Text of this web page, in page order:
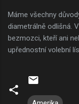
Máme všechny
diametrálně odlišná.
bezmozci, kteří ani
upřednostní volební